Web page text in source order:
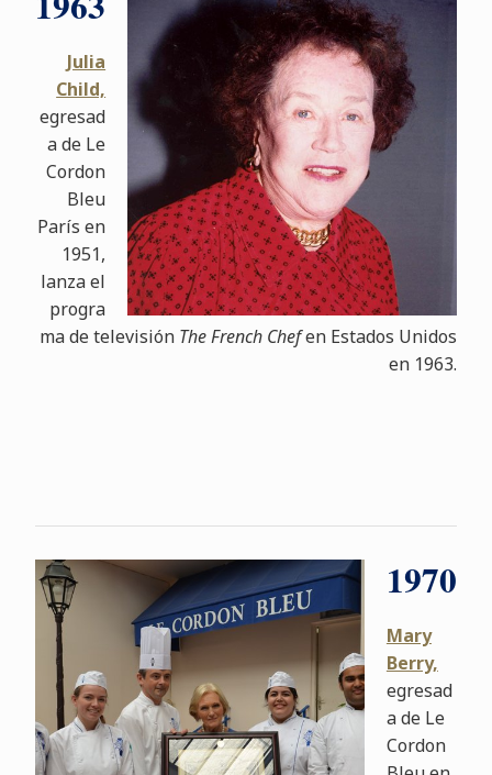
Julia
Child,
egresad
a de Le
Cordon
Bleu
París en
1951,
lanza el
progra
ma de televisión The French Chefen Estados Unidos
en 1963.
1970
Mary
Berry,
egresad
a de Le
Cordon